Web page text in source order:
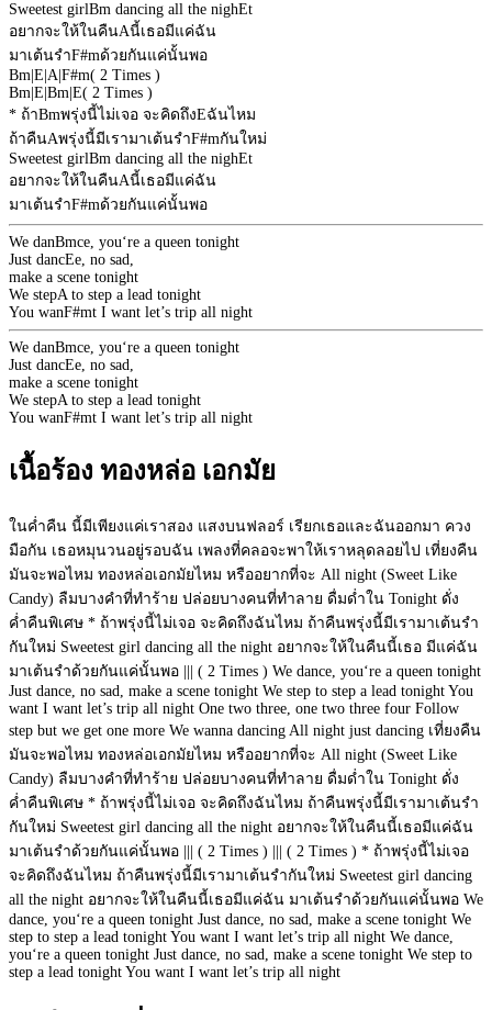
Sweetest girlBm dancing all the nighEt
อยากจะให้ในคืนAนี้เธอมีแค่ฉัน
มาเต้นรำF#mด้วยกันแค่นั้นพอ
Bm E A F#m( 2 Times )
Bm E Bm E( 2 Times )
* ถ้าBmพรุ่งนี้ไม่เจอ จะคิดถึงEฉันไหม
ถ้าคืนAพรุ่งนี้มีเรามาเต้นรำF#mกันใหม่
Sweetest girlBm dancing all the nighEt
อยากจะให้ในคืนAนี้เธอมีแค่ฉัน
มาเต้นรำF#mด้วยกันแค่นั้นพอ
We danBmce, you‘re a queen tonight
Just dancEe, no sad,
make a scene tonight
We stepAto step a lead tonight
You wanF#mt I want let’s trip all night
We danBmce, you‘re a queen tonight
Just dancEe, no sad,
make a scene tonight
We stepAto step a lead tonight
You wanF#mt I want let’s trip all night
เนื้อร้อง ทองหล่อ เอกมัย
ในค่ำคืน นี้มีเพียงแค่เราสอง แสงบนฟลอร์ เรียกเธอและฉันออกมา ควง
มือกัน เธอหมุนวนอยู่รอบฉัน เพลงที่คลอจะพาให้เราหลุดลอยไป เที่ยงคืน
มันจะพอไหม ทองหล่อเอกมัยไหม หรืออยากที่จะ All night (Sweet Like
Candy) ลืมบางคำที่ทำร้าย ปล่อยบางคนที่ทำลาย ดื่มด่ำใน Tonight ดั่ง
ค่ำคืนพิเศษ * ถ้าพรุ่งนี้ไม่เจอ จะคิดถึงฉันไหม ถ้าคืนพรุ่งนี้มีเรามาเต้นรำ
กันใหม่ Sweetest girl dancing all the night อยากจะให้ในคืนนี้เธอ มีแค่ฉัน
มาเต้นรำด้วยกันแค่นั้นพอ ||| ( 2 Times ) We dance, you‘re a queen tonight
Just dance, no sad, make a scene tonight We step to step a lead tonight You
want I want let’s trip all night One two three, one two three four Follow
step but we get one more We wanna dancing All night just dancing เที่ยงคืน
มันจะพอไหม ทองหล่อเอกมัยไหม หรืออยากที่จะ All night (Sweet Like
Candy) ลืมบางคำที่ทำร้าย ปล่อยบางคนที่ทำลาย ดื่มด่ำใน Tonight ดั่ง
ค่ำคืนพิเศษ * ถ้าพรุ่งนี้ไม่เจอ จะคิดถึงฉันไหม ถ้าคืนพรุ่งนี้มีเรามาเต้นรำ
กันใหม่ Sweetest girl dancing all the night อยากจะให้ในคืนนี้เธอมีแค่ฉัน
มาเต้นรำด้วยกันแค่นั้นพอ ||| ( 2 Times ) ||| ( 2 Times ) * ถ้าพรุ่งนี้ไม่เจอ
จะคิดถึงฉันไหม ถ้าคืนพรุ่งนี้มีเรามาเต้นรำกันใหม่ Sweetest girl dancing
all the night อยากจะให้ในคืนนี้เธอมีแค่ฉัน มาเต้นรำด้วยกันแค่นั้นพอ We
dance, you‘re a queen tonight Just dance, no sad, make a scene tonight We
step to step a lead tonight You want I want let’s trip all night We dance,
you‘re a queen tonight Just dance, no sad, make a scene tonight We step to
step a lead tonight You want I want let’s trip all night